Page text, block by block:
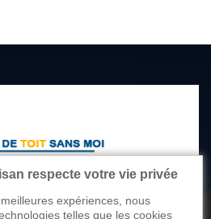
respecte votre vie privée
expériences, nous
telles que les cookies